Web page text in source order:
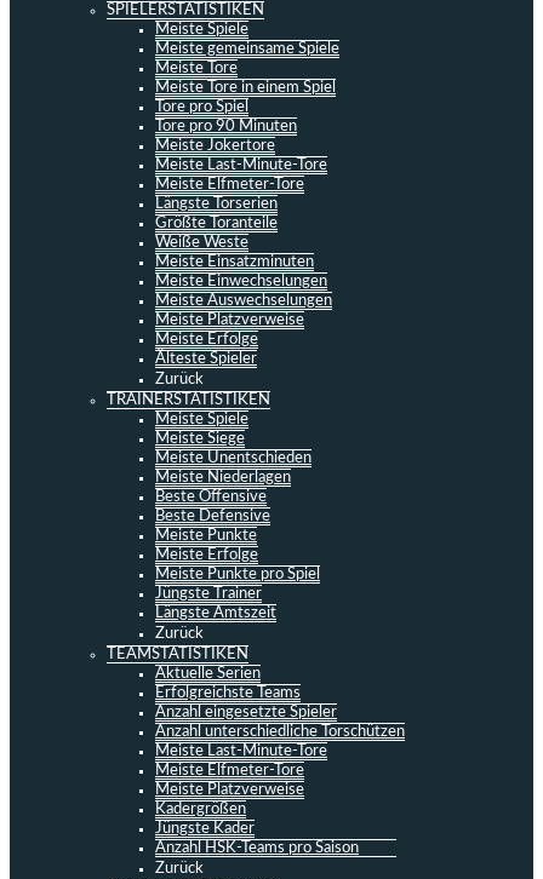
SPIELERSTATISTIKEN
Meiste Spiele
Meiste gemeinsame Spiele
Meiste Tore
Meiste Tore in einem Spiel
Tore pro Spiel
Tore pro 90 Minuten
Meiste Jokertore
Meiste Last-Minute-Tore
Meiste Elfmeter-Tore
Längste Torserien
Größte Toranteile
Weiße Weste
Meiste Einsatzminuten
Meiste Einwechselungen
Meiste Auswechselungen
Meiste Platzverweise
Meiste Erfolge
Älteste Spieler
Zurück
TRAINERSTATISTIKEN
Meiste Spiele
Meiste Siege
Meiste Unentschieden
Meiste Niederlagen
Beste Offensive
Beste Defensive
Meiste Punkte
Meiste Erfolge
Meiste Punkte pro Spiel
Jüngste Trainer
Längste Amtszeit
Zurück
TEAMSTATISTIKEN
Aktuelle Serien
Erfolgreichste Teams
Anzahl eingesetzte Spieler
Anzahl unterschiedliche Torschützen
Meiste Last-Minute-Tore
Meiste Elfmeter-Tore
Meiste Platzverweise
Kadergrößen
Jüngste Kader
Anzahl HSK-Teams pro Saison
Zurück